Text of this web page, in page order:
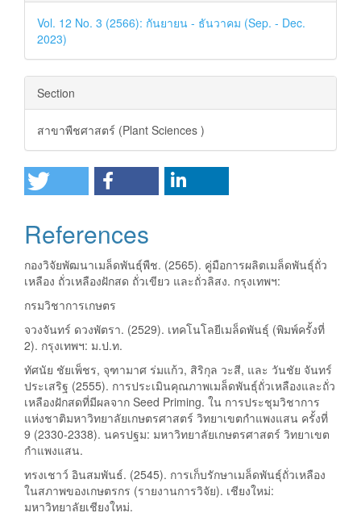
Details
Vol. 12 No. 3 (2566): กันยายน - ธันวาคม (Sep. - Dec.
2023)
Section
สาขาพืชศาสตร์ (Plant Sciences )
References
กองวิจัยพัฒนาเมล็ดพันธุ์พืช. (2565). คู่มือการผลิตเมล็ดพันธุ์ถั่ว
เหลือง ถั่วเหลืองฝักสด ถั่วเขียว และถั่วลิสง. กรุงเทพฯ:
กรมวิชาการเกษตร
จวงจันทร์ ดวงพัตรา. (2529). เทคโนโลยีเมล็ดพันธุ์ (พิมพ์ครั้งที่
2). กรุงเทพฯ: ม.ป.ท.
ทัศนัย ชัยเพ็ชร, จุฑามาศ ร่มแก้ว, สิริกุล วะสี, และ วันชัย จันทร์
ประเสริฐ (2555). การประเมินคุณภาพเมล็ดพันธุ์ถั่วเหลืองและถั่ว
เหลืองฝักสดที่มีผลจาก Seed Priming. ใน การประชุมวิชาการ
แห่งชาติมหาวิทยาลัยเกษตรศาสตร์ วิทยาเขตกำแพงแสน ครั้งที่
9 (2330-2338). นครปฐม: มหาวิทยาลัยเกษตรศาสตร์ วิทยาเขต
กำแพงแสน.
ทรงเชาว์ อินสมพันธ์. (2545). การเก็บรักษาเมล็ดพันธุ์ถั่วเหลือง
ในสภาพของเกษตรกร (รายงานการวิจัย). เชียงใหม่:
มหาวิทยาลัยเชียงใหม่.